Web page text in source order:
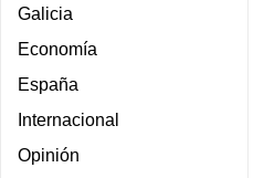
Galicia
Economía
España
Internacional
Opinión